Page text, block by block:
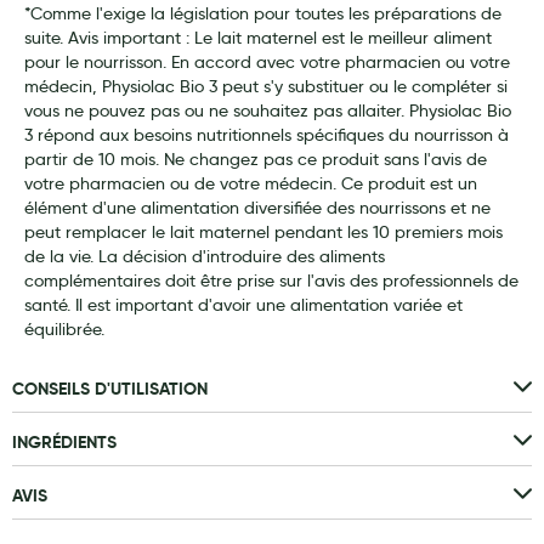
Aromathérapie
Diététique minceur
Phytothérapie
Régimes médicaux
Gemmothérapie
Confiserie
Voies respiratoires
Oligothérapie
Compléments alimentaires
Médicaments et Santé
*Comme l'exige la législation pour toutes les préparations de
suite. Avis important : Le lait maternel est le meilleur aliment
pour le nourrisson. En accord avec votre pharmacien ou votre
médecin, Physiolac Bio 3 peut s'y substituer ou le compléter si
vous ne pouvez pas ou ne souhaitez pas allaiter. Physiolac Bio
3 répond aux besoins nutritionnels spécifiques du nourrisson à
partir de 10 mois. Ne changez pas ce produit sans l'avis de
votre pharmacien ou de votre médecin. Ce produit est un
élément d'une alimentation diversifiée des nourrissons et ne
peut remplacer le lait maternel pendant les 10 premiers mois
de la vie. La décision d'introduire des aliments
complémentaires doit être prise sur l'avis des professionnels de
santé. Il est important d'avoir une alimentation variée et
équilibrée.
CONSEILS D'UTILISATION
INGRÉDIENTS
AVIS